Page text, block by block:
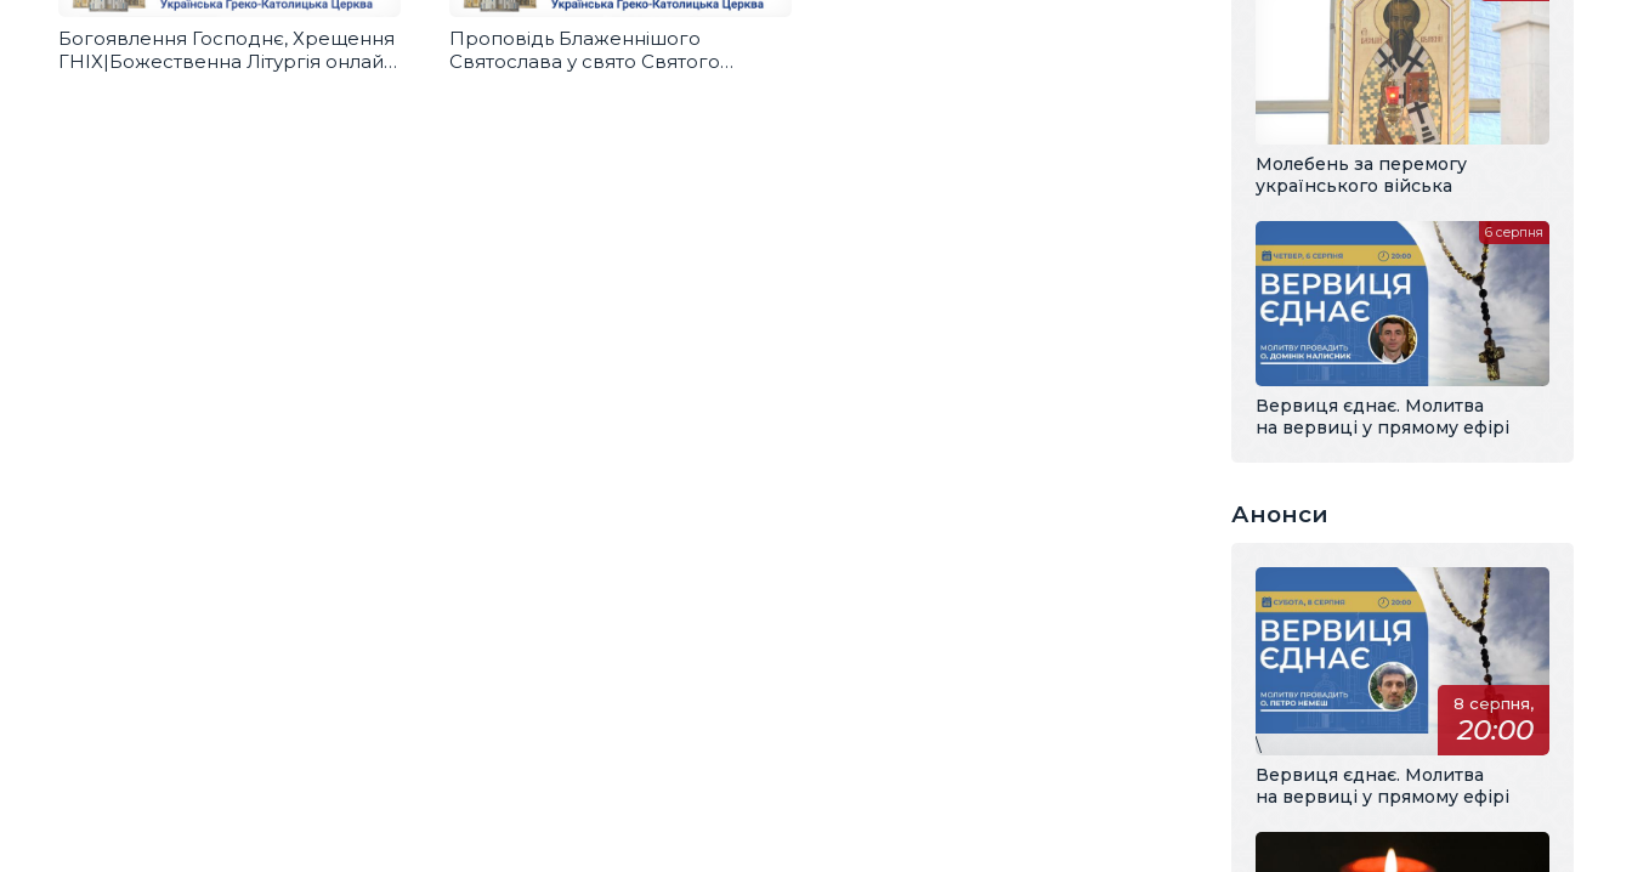
Богоявлення Господнє, Хрещення
ГНІХ|Божественна Літургія онлайн
Проповідь Блаженнішого
Святослава у свято Святого
Молебень за перемогу
українського війська
Вервиця єднає. Молитва
на вервиці у прямому ефірі
6 серпня
Анонси
8 серпня,
20:00
\
Вервиця єднає. Молитва
на вервиці у прямому ефірі